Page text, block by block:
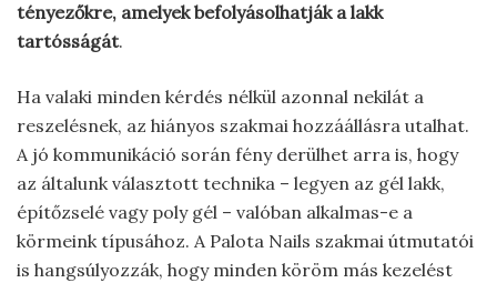
tényezőkre, amelyek befolyásolhatják a lakk
tartósságát.
Ha valaki minden kérdés nélkül azonnal nekilát a
reszelésnek, az hiányos szakmai hozzáállásra utalhat.
A jó kommunikáció során fény derülhet arra is, hogy
az általunk választott technika – legyen az gél lakk,
építőzselé vagy poly gél – valóban alkalmas-e a
körmeink típusához. A Palota Nails szakmai útmutatói
is hangsúlyozzák, hogy minden köröm más kezelést